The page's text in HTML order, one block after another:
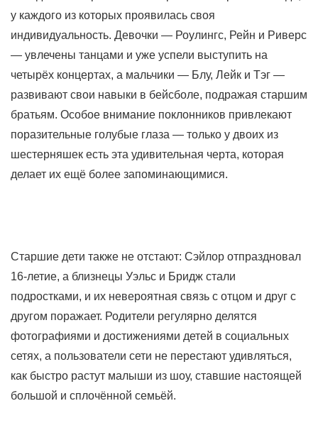
у каждого из которых проявилась своя
индивидуальность. Девочки — Роулингс, Рейн и Риверс
— увлечены танцами и уже успели выступить на
четырёх концертах, а мальчики — Блу, Лейк и Тэг —
развивают свои навыки в бейсболе, подражая старшим
братьям. Особое внимание поклонников привлекают
поразительные голубые глаза — только у двоих из
шестерняшек есть эта удивительная черта, которая
делает их ещё более запоминающимися.
Старшие дети также не отстают: Сэйлор отпраздновал
16-летие, а близнецы Уэльс и Бридж стали
подростками, и их невероятная связь с отцом и друг с
другом поражает. Родители регулярно делятся
фотографиями и достижениями детей в социальных
сетях, а пользователи сети не перестают удивляться,
как быстро растут малыши из шоу, ставшие настоящей
большой и сплочённой семьёй.